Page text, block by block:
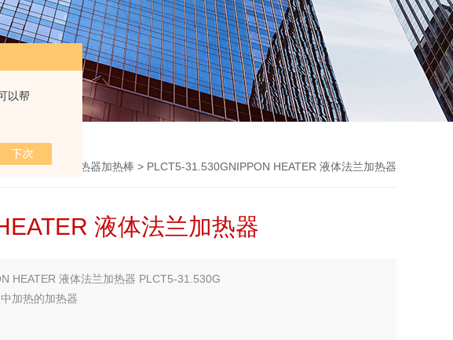
以帮
HEATER 加热器加热棒 > PLCT5-31.530GNIPPON HEATER 液体法兰加热器
液体法兰加热器
HEATER 液体法兰加热器 PLCT5-31.530G
加热的加热器